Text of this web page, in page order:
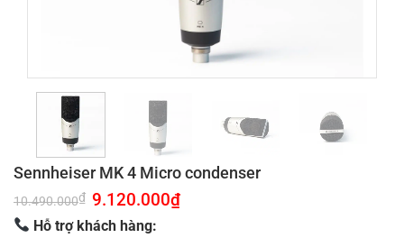
Sennheiser MK 4 Micro condenser
10.490.000₫ Giá
gốc
là:
10.490.000₫.
9.120.000₫Giá
Hỗ trợ khách hàng: